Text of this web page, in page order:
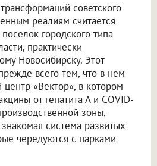
советского
реалиям считается
городского типа
практически
Новосибирску. Этот
всего тем, что в нем
«Вектор», в котором
от гепатита А и COVID-
зоны,
система развитых
чередуются с парками